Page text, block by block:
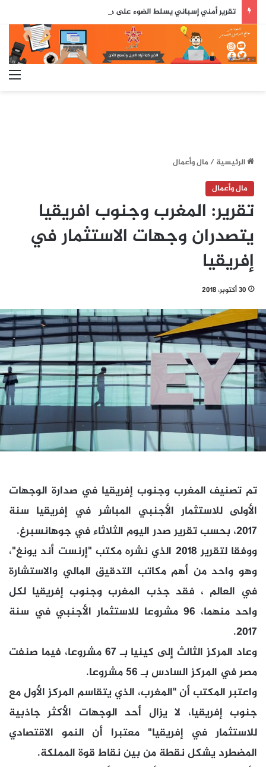
الرئيسية/مال وأعمال
مال وأعمال
تقرير: المغرب وجنوب افريقيا
يتصدران وجهات الاستثمار في
إفريقيا
30 أكتوبر، 2018
تم تصنيف المغرب وجنوب إفريقيا في صدارة الوجهات
الأولى للاستثمار الأجنبي المباشر في إفريقيا سنة
2017، بحسب تقرير صدر اليوم الثلاثاء في جوهانسبرغ.
ووفقا لتقرير 2018 الذي نشره مكتب "إرنست أند يونغ"،
وهو واحد من أهم مكاتب التدقيق المالي والاستشارة
في العالم ، فقد جذب المغرب وجنوب إفريقيا لكل
واحد منهما، 96 مشروعا للاستثمار الأجنبي في سنة
2017.
وعاد المركز الثالث إلى كينيا بـ 67 مشروعا، فيما صنفت
مصر في المركز السادس بـ 56 مشروعا.
واعتبر المكتب أن ''المغرب، الذي يتقاسم المركز الأول مع
جنوب إفريقيا، لا يزال أحد الوجهات الأكثر جاذبية
للاستثمار في إفريقيا" معتبرا أن النمو الاقتصادي
المضطرد يشكل نقطة من بين نقاط قوة المملكة.